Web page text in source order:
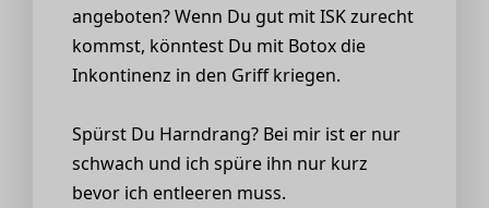
angeboten? Wenn Du gut mit ISK zurecht
kommst, könntest Du mit Botox die
Inkontinenz in den Griff kriegen.
Spürst Du Harndrang? Bei mir ist er nur
schwach und ich spüre ihn nur kurz
bevor ich entleeren muss.